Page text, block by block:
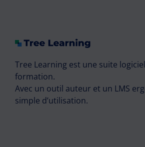
Tree Learning est une suite
formation.
Avec un outil auteur et un LMS
simple d’utilisation.